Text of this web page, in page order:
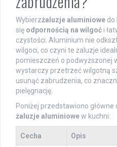
Wybierzżaluzje aluminiowe do
się odpornością na wilgoć i
czystości. Aluminium nie
wilgoci, co czyni te żaluzje
pomieszczeń o podwyższonej
wystarczy przetrzeć wilgotną
usunąć zabrudzenia, co
pielęgnację.
Poniżej przedstawiono
żaluzje aluminiowew kuchni:
Cecha Opis